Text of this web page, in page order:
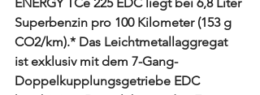
Superbenzin pro 100 Kilometer (153 g
CO2/km).* Das Leichtmetallaggregat
ist exklusiv mit dem 7-Gang-
Doppelkupplungsgetriebe EDC